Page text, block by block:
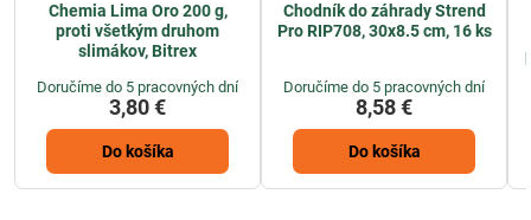
Chemia Lima Oro 200 g,
proti všetkým druhom
slimákov, Bitrex
Doručíme do 5 pracovných dní
3,80 €
Do košíka
Chodník do záhrady Strend
Pro RIP708, 30x8.5 cm, 16 ks
Doručíme do 5 pracovných dní
8,58 €
Do košíka